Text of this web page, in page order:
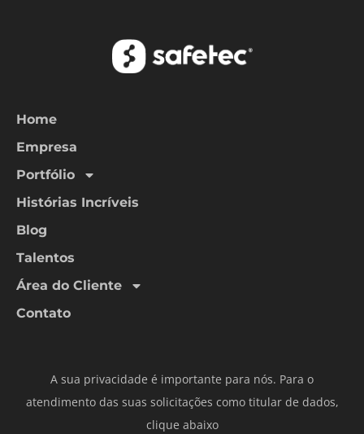
Home
Empresa
Portfólio
Histórias Incríveis
Blog
Talentos
Área do Cliente
Contato
A sua privacidade é importante para nós. Para o
atendimento das suas solicitações como titular de dados,
clique abaixo